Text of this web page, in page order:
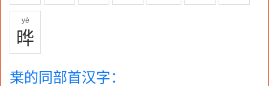
yè
晔
枽的同部首汉字：